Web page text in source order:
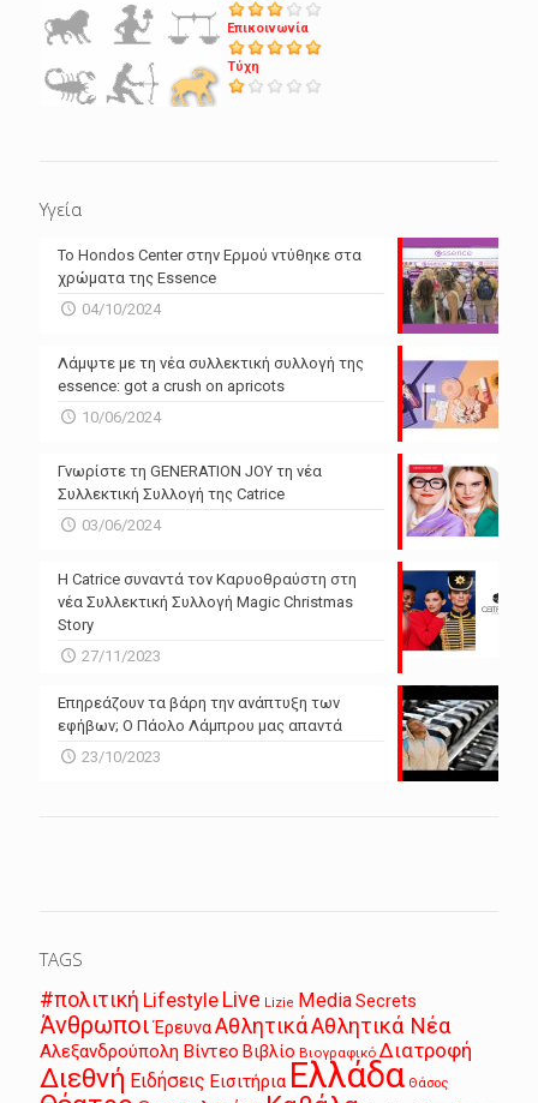
Επικοινωνία
Τύχη
Υγεία
Το Hondos Center στην Ερμού ντύθηκε στα
χρώματα της Essence
04/10/2024
Λάμψτε με τη νέα συλλεκτική συλλογή της
essence: got a crush on apricots
10/06/2024
Γνωρίστε τη GENERATION JOY τη νέα
Συλλεκτική Συλλογή της Catrice
03/06/2024
Η Catrice συναντά τον Καρυοθραύστη στη
νέα Συλλεκτική Συλλογή Magic Christmas
Story
27/11/2023
Επηρεάζουν τα βάρη την ανάπτυξη των
εφήβων; Ο Πάολο Λάμπρου μας απαντά
23/10/2023
TAGS
#πολιτική Lifestyle Live Lizie MediaSecrets
Άνθρωποι ΈρευναΑθλητικάΑθλητικά Νέα
Αλεξανδρούπολη Βίντεο Βιβλίο Βιογραφικό Διατροφή
Διεθνή Ειδήσεις Εισιτήρια Ελλάδα Θάσος